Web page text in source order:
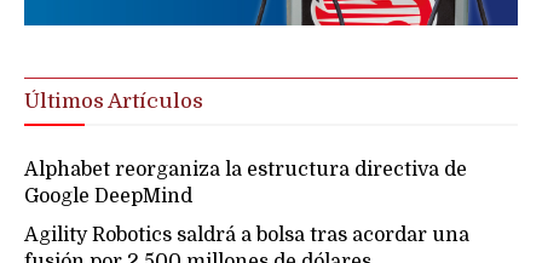
Últimos Artículos
Alphabet reorganiza la estructura directiva de
Google DeepMind
Agility Robotics saldrá a bolsa tras acordar una